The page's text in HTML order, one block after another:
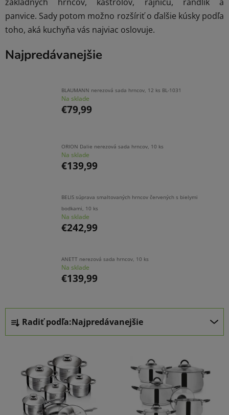
panvice. Sady potom možno rozšíriť o ďalšie kúsky podľa
toho, aká kuchyňa vás najviac oslovuje.
Najpredávanejšie
BLAUMANN nerezová sada hrncov, 12 ks BL-1031
Na sklade
€79,99
ORION Dalie nerezová sada hrncov, 10 ks
Na sklade
€139,99
BELIS súprava smaltovaných hrncov červených s bielymi
bodkami, 10 ks
Na sklade
€242,99
ANETT nerezová sada hrncov, 10 ks
Na sklade
€139,99
B
o
č
R
d
Radiť podľa:Najpredávanejšie